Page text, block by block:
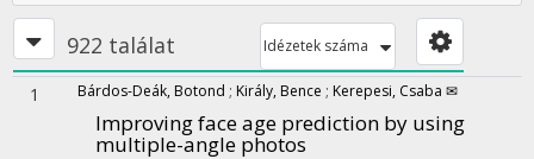
922 találat Idézetek száma
1 Bárdos-Deák, Botond ; Király, Bence ; Kerepesi, Csaba ✉
Improving face age prediction by using
multiple-angle photos